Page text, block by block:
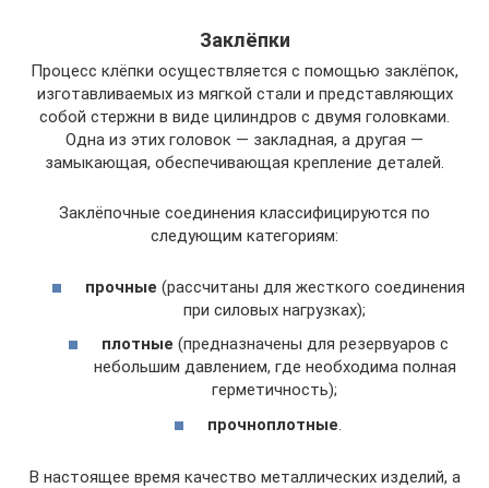
Заклёпки
Процесс клёпки осуществляется с помощью заклёпок,
изготавливаемых из мягкой стали и представляющих
собой стержни в виде цилиндров с двумя головками.
Одна из этих головок — закладная, а другая —
замыкающая, обеспечивающая крепление деталей.
Заклёпочные соединения классифицируются по
следующим категориям:
прочные (рассчитаны для жесткого соединения
при силовых нагрузках);
плотные (предназначены для резервуаров с
небольшим давлением, где необходима полная
герметичность);
прочноплотные.
В настоящее время качество металлических изделий, а